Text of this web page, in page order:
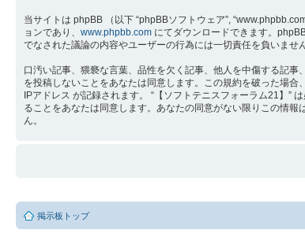
当サイトは phpBB （以下 “phpBBソフトウェア”,
ョンであり、 www.phpbb.com にてダウンロードできます。
でなされた議論の内容やユーザーの行為には一切責任を負いませ
口汚い記事、猥褻な言葉、品性を欠く記事、他人を中傷する記
を投稿しないことをあなたは同意します。この規約を破った場
IPアドレス が記録されます。 “【ソフトテニスフォーラム21】”
ることをあなたは同意します。あなたの同意がない限りこの情
ん。
掲示板トップ